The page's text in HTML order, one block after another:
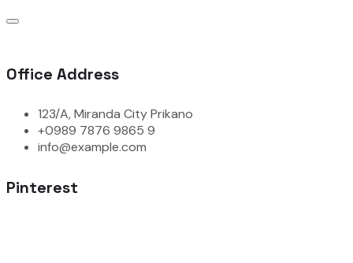
Office Address
123/A, Miranda City Prikano
+0989 7876 9865 9
info@example.com
Pinterest